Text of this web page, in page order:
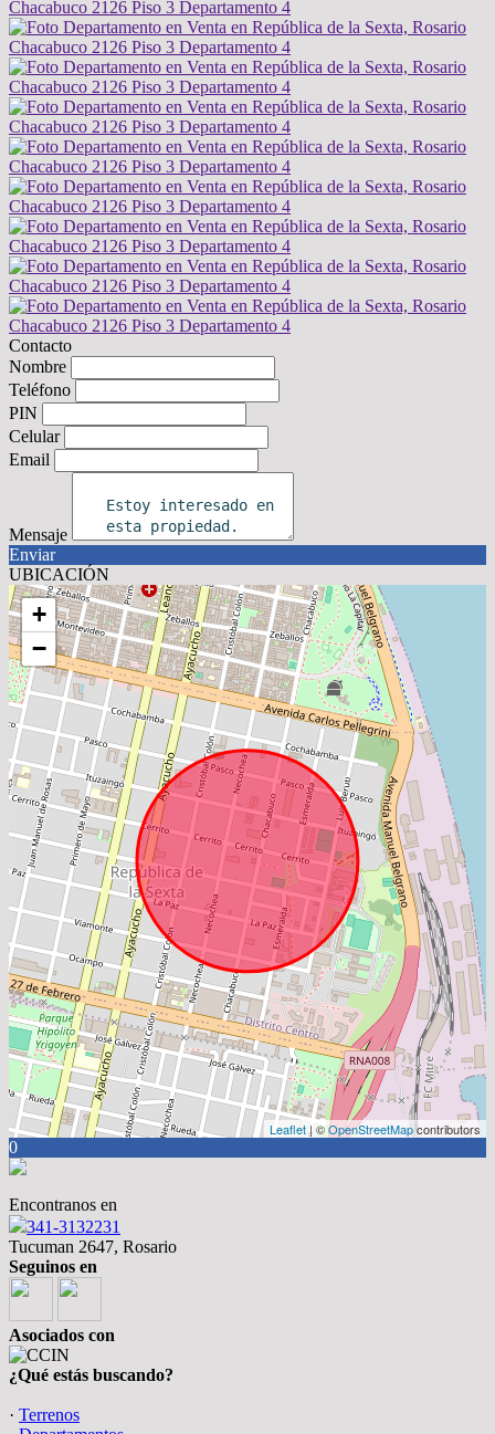
Contacto
Nombre
Teléfono
PIN
Celular
Email
Mensaje
Enviar
UBICACIÓN
+
−
Leaflet| ©OpenStreetMapcontributors
0
Encontranos en
341-3132231
Tucuman 2647, Rosario
Seguinos en
Asociados con
¿Qué estás buscando?
· Terrenos